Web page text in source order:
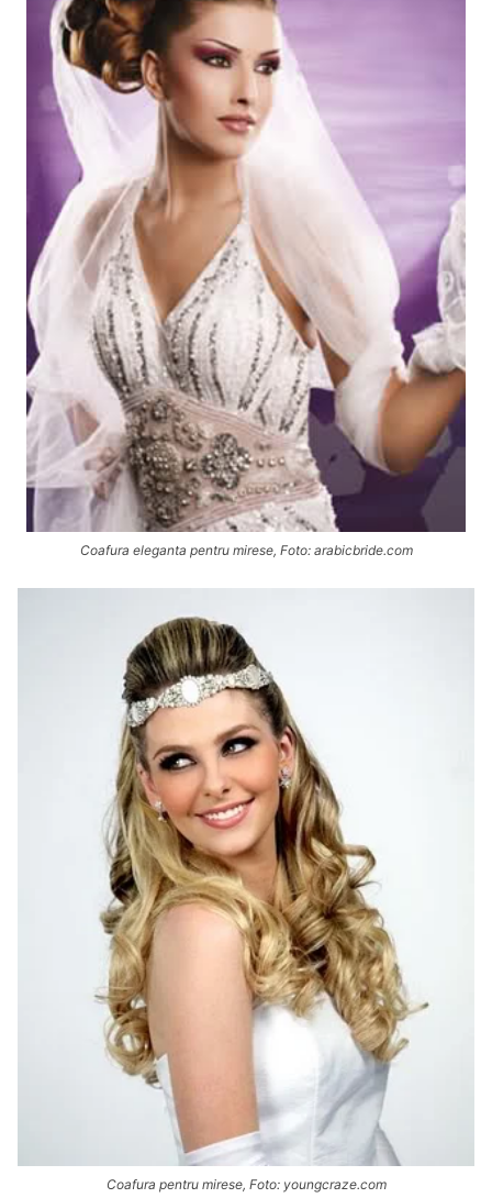
Coafura eleganta pentru mirese, Foto: arabicbride.com
Coafura pentru mirese, Foto: youngcraze.com